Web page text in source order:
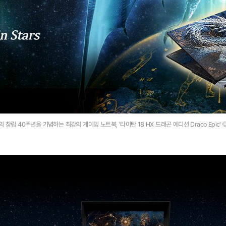
창립 40주년을 기념하는 최강의 게이밍 노트북, '타이탄 18 HX 드래곤 에디션 Draco Epic'